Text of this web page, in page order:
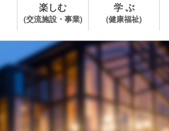
楽しむ
(交流施設・事業)
学 ぶ
(健康福祉)